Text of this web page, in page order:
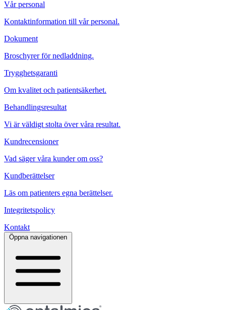
Vår personal
Kontaktinformation till vår personal.
Dokument
Broschyrer för nedladdning.
Trygghetsgaranti
Om kvalitet och patientsäkerhet.
Behandlingsresultat
Vi är väldigt stolta över våra resultat.
Kundrecensioner
Vad säger våra kunder om oss?
Kundberättelser
Läs om patienters egna berättelser.
Integritetspolicy
Kontakt
Öppna navigationen